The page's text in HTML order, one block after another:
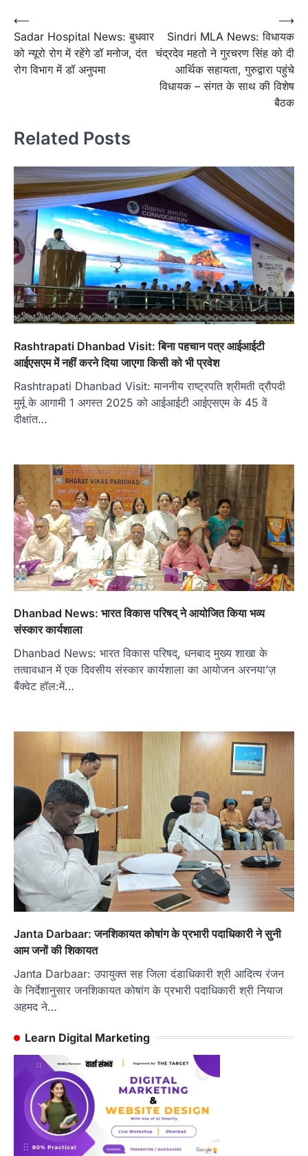
Post
navigation
⟵
Sadar Hospital News: बुधवार
को न्यूरो रोग में रहेंगे डॉ मनोज, दंत
रोग विभाग में डॉ अनुपमा
Sindri MLA News: विधायक
चंद्रदेव महतो ने गुरचरण सिंह को दी
आर्थिक सहायता, गुरुद्वारा पहुंचे
विधायक – संगत के साथ की विशेष
बैठक
⟶
Related Posts
Rashtrapati Dhanbad Visit: बिना पहचान पत्र आईआईटी
आईएसएम में नहीं करने दिया जाएगा किसी को भी प्रवेश
Rashtrapati Dhanbad Visit: माननीय राष्ट्रपति श्रीमती द्रौपदी
मुर्मू के आगामी 1 अगस्त 2025 को आईआईटी आईएसएम के 45 वें
दीक्षांत…
Dhanbad News: भारत विकास परिषद् ने आयोजित किया भव्य
संस्कार कार्यशाला
Dhanbad News: भारत विकास परिषद्, धनबाद मुख्य शाखा के
तत्वावधान में एक दिवसीय संस्कार कार्यशाला का आयोजन अरनयाʼज़
बैंक्वेट हॉल:में…
Janta Darbaar: जनशिकायत कोषांग के प्रभारी पदाधिकारी ने सुनी
आम जनों की शिकायत
Janta Darbaar: उपायुक्त सह जिला दंडाधिकारी श्री आदित्य रंजन
के निर्देशानुसार जनशिकायत कोषांग के प्रभारी पदाधिकारी श्री नियाज
अहमद ने…
Learn Digital Marketing